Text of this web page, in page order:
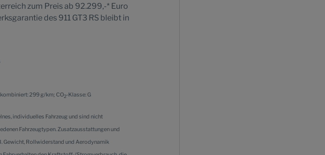
zum Preis ab 92.299,-* Euro
des 911 GT3 RS bleibt in
299 g/km; CO2-Klasse: G
individuelles Fahrzeug und sind nicht
Fahrzeugtypen. Zusatzausstattungen und
Gewicht, Rollwiderstand und Aerodynamik